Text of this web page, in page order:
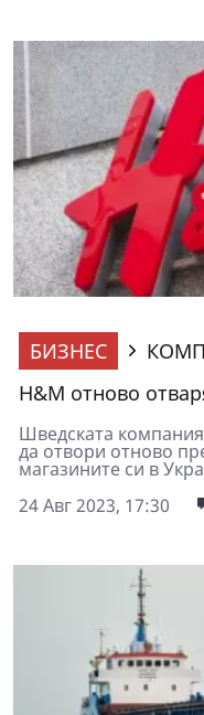
БИЗНЕС
H&M отново
Шведската
да отвори отново
магазините си в
24 Авг 2023, 17:30